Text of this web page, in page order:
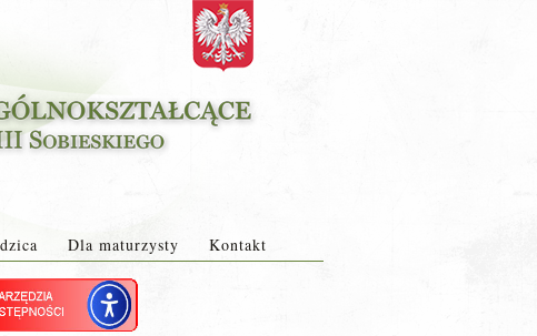
Dla maturzysty Kontakt